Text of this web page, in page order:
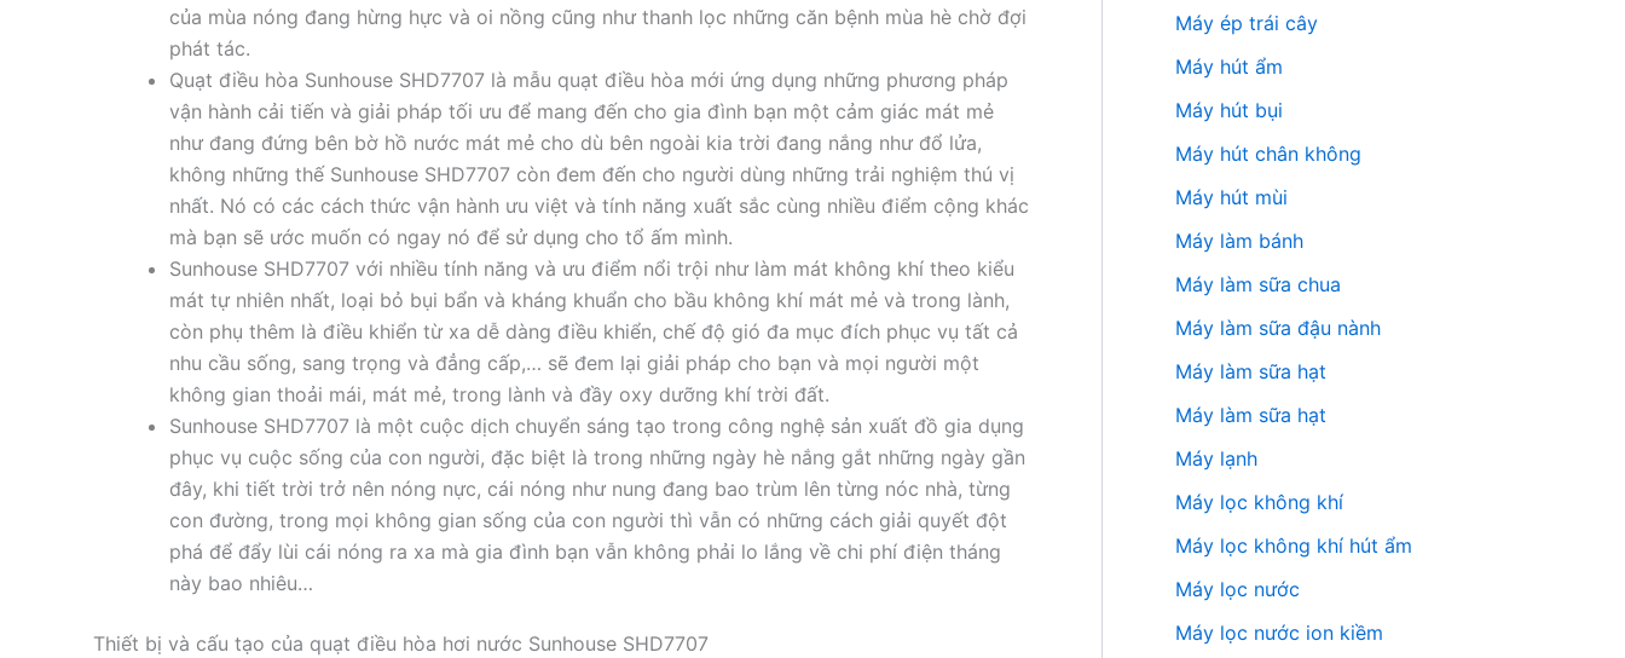
của mùa nóng đang hừng hực và oi nồng cũng như thanh lọc những căn bệnh mùa hè chờ đợi
phát tác.
Quạt điều hòa Sunhouse SHD7707 là mẫu quạt điều hòa mới ứng dụng những phương pháp
vận hành cải tiến và giải pháp tối ưu để mang đến cho gia đình bạn một cảm giác mát mẻ
như đang đứng bên bờ hồ nước mát mẻ cho dù bên ngoài kia trời đang nắng như đổ lửa,
không những thế Sunhouse SHD7707 còn đem đến cho người dùng những trải nghiệm thú vị
nhất. Nó có các cách thức vận hành ưu việt và tính năng xuất sắc cùng nhiều điểm cộng khác
mà bạn sẽ ước muốn có ngay nó để sử dụng cho tổ ấm mình.
Sunhouse SHD7707 với nhiều tính năng và ưu điểm nổi trội như làm mát không khí theo kiểu
mát tự nhiên nhất, loại bỏ bụi bẩn và kháng khuẩn cho bầu không khí mát mẻ và trong lành,
còn phụ thêm là điều khiển từ xa dễ dàng điều khiển, chế độ gió đa mục đích phục vụ tất cả
nhu cầu sống, sang trọng và đẳng cấp,… sẽ đem lại giải pháp cho bạn và mọi người một
không gian thoải mái, mát mẻ, trong lành và đầy oxy dưỡng khí trời đất.
Sunhouse SHD7707 là một cuộc dịch chuyển sáng tạo trong công nghệ sản xuất đồ gia dụng
phục vụ cuộc sống của con người, đặc biệt là trong những ngày hè nắng gắt những ngày gần
đây, khi tiết trời trở nên nóng nực, cái nóng như nung đang bao trùm lên từng nóc nhà, từng
con đường, trong mọi không gian sống của con người thì vẫn có những cách giải quyết đột
phá để đẩy lùi cái nóng ra xa mà gia đình bạn vẫn không phải lo lắng về chi phí điện tháng
này bao nhiêu…
Thiết bị và cấu tạo của quạt điều hòa hơi nước Sunhouse SHD7707
Máy ép trái cây
Máy hút ẩm
Máy hút bụi
Máy hút chân không
Máy hút mùi
Máy làm bánh
Máy làm sữa chua
Máy làm sữa đậu nành
Máy làm sữa hạt
Máy làm sữa hạt
Máy lạnh
Máy lọc không khí
Máy lọc không khí hút ẩm
Máy lọc nước
Máy lọc nước ion kiềm